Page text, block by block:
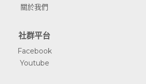
關於我們
社群平台
Facebook
Youtube